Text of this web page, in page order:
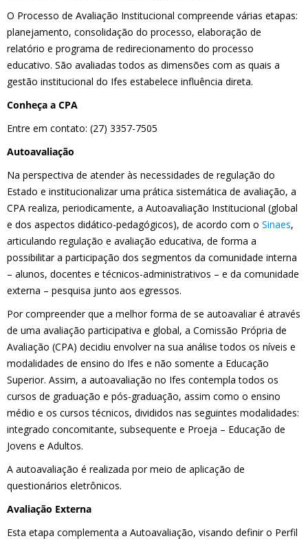
O Processo de Avaliação Institucional compreende várias etapas:
planejamento, consolidação do processo, elaboração de
relatório e programa de redirecionamento do processo
educativo. São avaliadas todos as dimensões com as quais a
gestão institucional do Ifes estabelece influência direta.
Conheça a CPA
Entre em contato: (27) 3357-7505
Autoavaliação
Na perspectiva de atender às necessidades de regulação do
Estado e institucionalizar uma prática sistemática de avaliação, a
CPA realiza, periodicamente, a Autoavaliação Institucional (global
e dos aspectos didático-pedagógicos), de acordo com o Sinaes,
articulando regulação e avaliação educativa, de forma a
possibilitar a participação dos segmentos da comunidade interna
– alunos, docentes e técnicos-administrativos – e da comunidade
externa – pesquisa junto aos egressos.
Por compreender que a melhor forma de se autoavaliar é através
de uma avaliação participativa e global, a Comissão Própria de
Avaliação (CPA) decidiu envolver na sua análise todos os níveis e
modalidades de ensino do Ifes e não somente a Educação
Superior. Assim, a autoavaliação no Ifes contempla todos os
cursos de graduação e pós-graduação, assim como o ensino
médio e os cursos técnicos, divididos nas seguintes modalidades:
integrado concomitante, subsequente e Proeja – Educação de
Jovens e Adultos.
A autoavaliação é realizada por meio de aplicação de
questionários eletrônicos.
Avaliação Externa
Esta etapa complementa a Autoavaliação, visando definir o Perfil